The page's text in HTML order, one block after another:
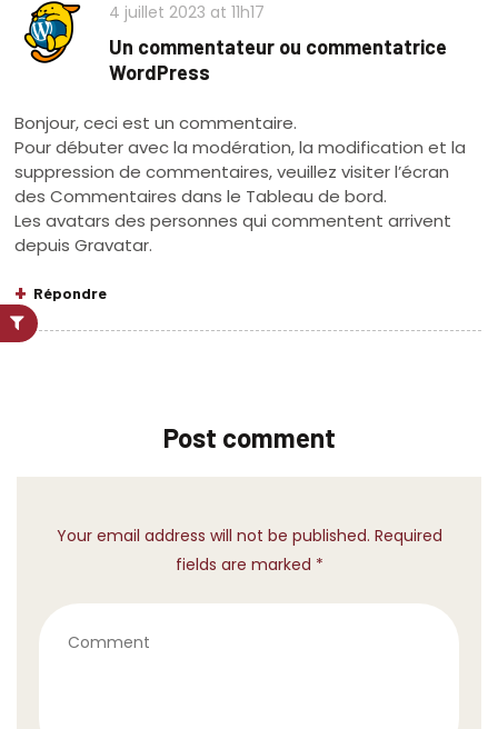
4 juillet 2023 at 11h17
Un commentateur ou commentatrice
WordPress
Bonjour, ceci est un commentaire.
Pour débuter avec la modération, la modification et la
suppression de commentaires, veuillez visiter l’écran
des Commentaires dans le Tableau de bord.
Les avatars des personnes qui commentent arrivent
depuis Gravatar.
Répondre
Post comment
Your email address will not be published. Required
fields are marked *